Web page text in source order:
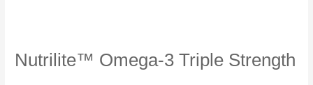
Nutrilite™ Omega-3 Triple Strength